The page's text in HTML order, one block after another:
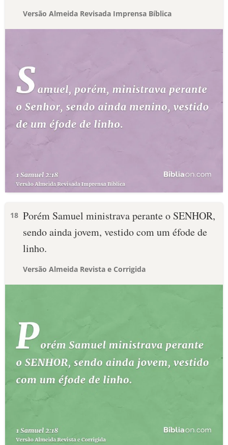
Versão Almeida Revisada Imprensa Bíblica
18 Porém Samuel ministrava perante o SENHOR,
sendo ainda jovem, vestido com um éfode de
linho.
Versão Almeida Revista e Corrigida